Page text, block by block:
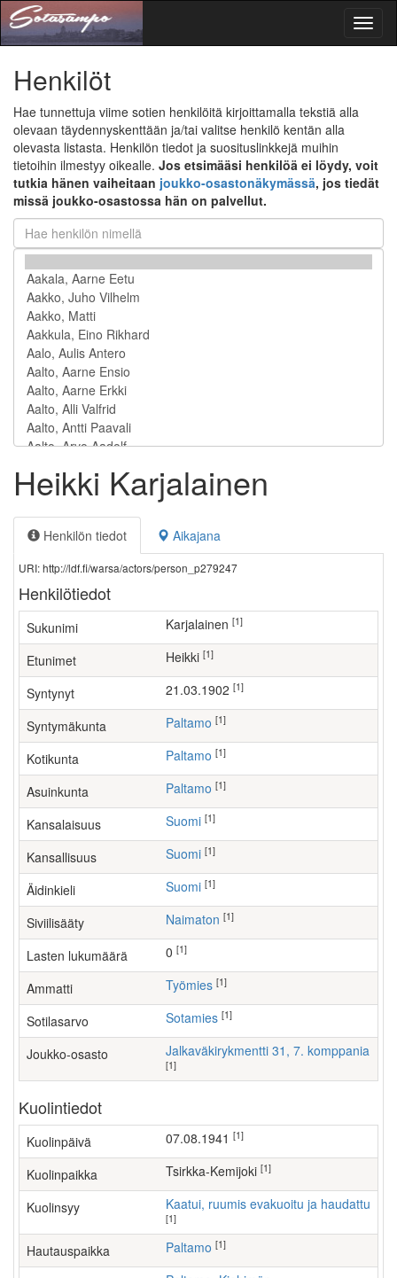
Henkilöt
Hae tunnettuja viime sotien henkilöitä kirjoittamalla tekstiä alla
olevaan täydennyskenttään ja/tai valitse henkilö kentän alla
olevasta listasta. Henkilön tiedot ja suosituslinkkejä muihin
tietoihin ilmestyy oikealle. Jos etsimääsi henkilöä ei löydy, voit
tutkia hänen vaiheitaan joukko-osastonäkymässä, jos tiedät
missä joukko-osastossa hän on palvellut.
Heikki Karjalainen
Henkilön tiedot Aikajana
URI: http://ldf.fi/warsa/actors/person_p279247
Henkilötiedot
Sukunimi Karjalainen [1]
Etunimet Heikki [1]
Syntynyt 21.03.1902 [1]
Syntymäkunta Paltamo [1]
Kotikunta Paltamo [1]
Asuinkunta Paltamo [1]
Kansalaisuus Suomi [1]
Kansallisuus Suomi [1]
Äidinkieli Suomi [1]
Siviilisääty Naimaton [1]
Lasten lukumäärä [1]
Ammatti työmies [1]
Sotilasarvo Sotamies [1]
Joukko-osasto Jalkaväkirykmentti 31, 7. komppania
[1]
Kuolintiedot
Kuolinpäivä 07.08.1941 [1]
Kuolinpaikka Tsirkka-Kemijoki [1]
Kuolinsyy Kaatui, ruumis evakuoitu ja haudattu
[1]
Hautauspaikka Paltamo [1]